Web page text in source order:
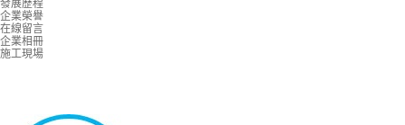
發展歷程
企業榮譽
在線留言
企業相冊
施工現場